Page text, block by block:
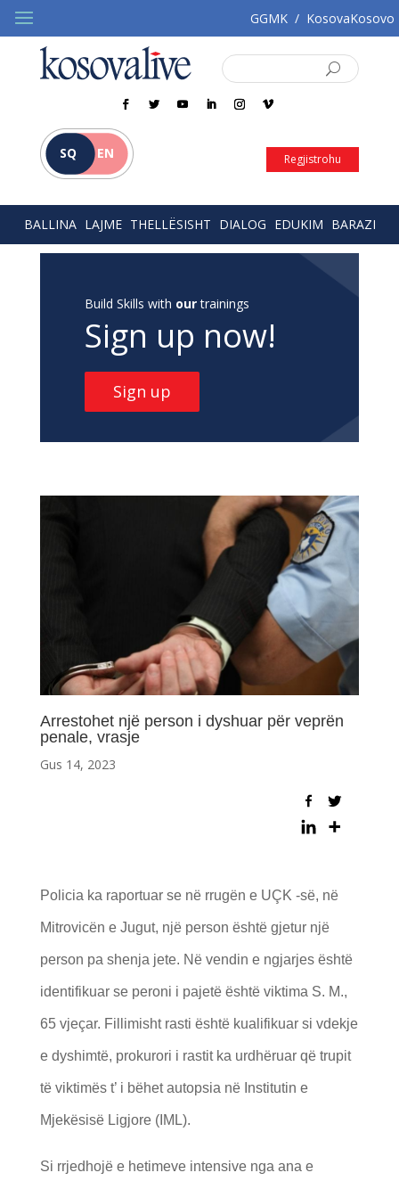
GGMK / KosovaKosovo
SQ EN Regjistrohu
BALLINA LAJME THELLËSISHT DIALOG EDUKIM BARAZI
Build Skills with ourtrainings
Sign up now!
Sign up
Arrestohet një person i dyshuar për veprën
penale, vrasje
Gus 14, 2023
Policia ka raportuar se në rrugën e UÇK -së, në
Mitrovicën e Jugut, një person është gjetur një
person pa shenja jete. Në vendin e ngjarjes është
identifikuar se peroni i pajetë është viktima S. M.,
65 vjeçar. Fillimisht rasti është kualifikuar si vdekje
e dyshimtë, prokurori i rastit ka urdhëruar që trupit
të viktimës t’ i bëhet autopsia në Institutin e
Mjekësisë Ligjore (IML).
Si rrjedhojë e hetimeve intensive nga ana e